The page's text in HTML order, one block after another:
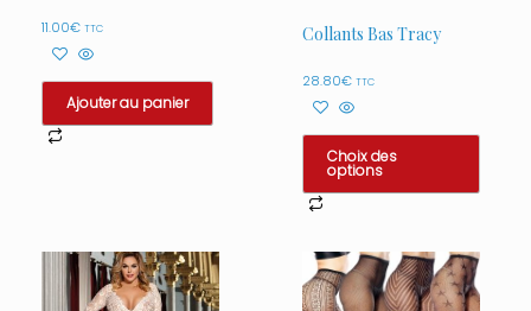
11.00€ TTC
Ajouter au panier
Collants Bas Tracy
28.80€ TTC
Choix des
options
a
plusieurs
variations.